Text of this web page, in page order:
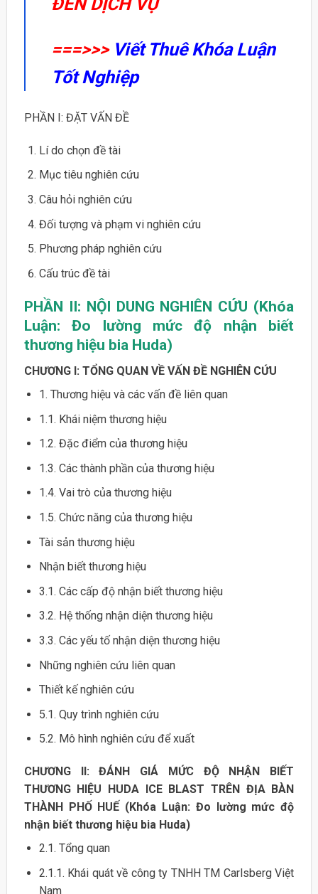
===>>> Viết Thuê Khóa Luận
Tốt Nghiệp
PHẦN I: ĐẶT VẤN ĐỀ
Lí do chọn đề tài
Mục tiêu nghiên cứu
Câu hỏi nghiên cứu
Đối tượng và phạm vi nghiên cứu
Phương pháp nghiên cứu
Cấu trúc đề tài
PHẦN II: NỘI DUNG NGHIÊN CỨU (Khóa
Luận: Đo lường mức độ nhận biết
thương hiệu bia Huda)
CHƯƠNG I: TỔNG QUAN VỀ VẤN ĐỀ NGHIÊN CỨU
1. Thương hiệu và các vấn đề liên quan
1.1. Khái niệm thương hiệu
1.2. Đặc điểm của thương hiệu
1.3. Các thành phần của thương hiệu
1.4. Vai trò của thương hiệu
1.5. Chức năng của thương hiệu
Tài sản thương hiệu
Nhận biết thương hiệu
3.1. Các cấp độ nhận biết thương hiệu
3.2. Hệ thống nhận diện thương hiệu
3.3. Các yếu tố nhận diện thương hiệu
Những nghiên cứu liên quan
Thiết kế nghiên cứu
5.1. Quy trình nghiên cứu
5.2. Mô hình nghiên cứu để xuất
CHƯƠNG II: ĐÁNH GIÁ MỨC ĐỘ NHẬN BIẾT
THƯƠNG HIỆU HUDA ICE BLAST TRÊN ĐỊA BÀN
THÀNH PHỐ HUẾ (Khóa Luận: Đo lường mức độ
nhận biết thương hiệu bia Huda)
2.1. Tổng quan
2.1.1. Khái quát về công ty TNHH TM Carlsberg Việt
Nam